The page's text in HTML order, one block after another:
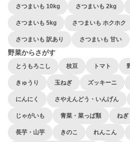
さつまいも 10kg さつまいも 2kg
さつまいも 5kg さつまいも ホクホク
さつまいも 訳あり さつまいも 甘い
野菜からさがす
とうもろこし 枝豆 トマト
きゅうり 玉ねぎ ズッキーニ
にんにく さやえんどう・いんげん
じゃがいも 青菜・菜っぱ類 ねぎ
長芋・山芋 きのこ れんこん